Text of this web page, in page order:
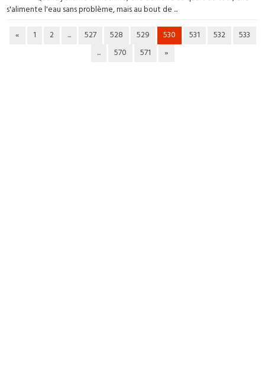
s'alimente l'eau sans problème, mais au bout de ...
« 1 2 ... 527 528 529 530 531 532
533
...
570 571 »